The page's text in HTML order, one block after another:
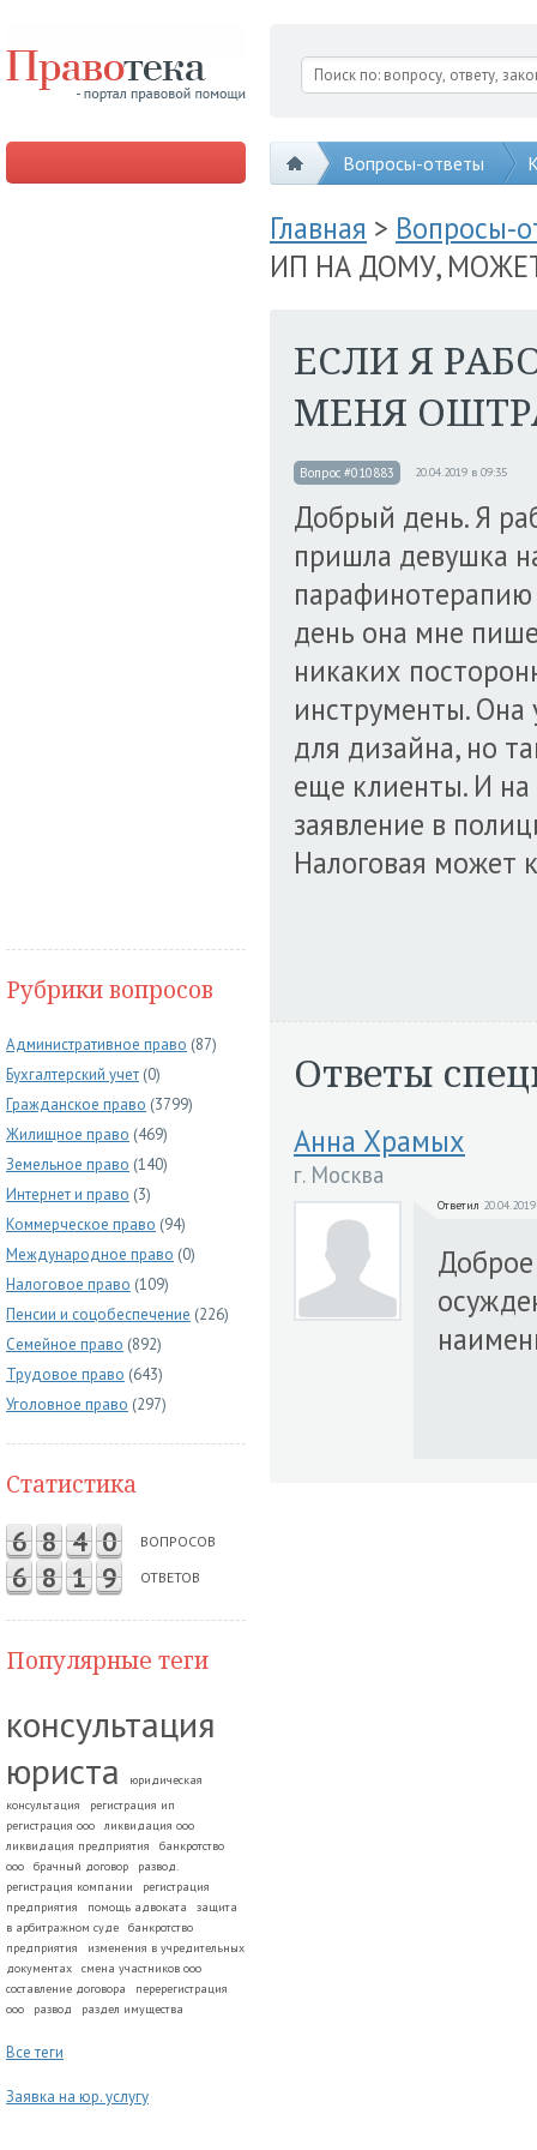
Вопросы-ответы
Рубрики вопросов
Административное право (87)
Бухгалтерский учет (0)
Гражданское право (3799)
Жилищное право (469)
Земельное право (140)
Интернет и право (3)
Коммерческое право (94)
Международное право (0)
Налоговое право (109)
Пенсии и соцобеспечение (226)
Семейное право (892)
Трудовое право (643)
Уголовное право (297)
Статистика
6 8 4 0 ВОПРОСОВ
6 8 1 9 ОТВЕТОВ
Популярные теги
консультация
юриста
юридическая
консультация
регистрация ип
регистрация ооо
ликвидация ооо
ликвидация предприятия
банкротство
ооо
брачный договор
развод.
регистрация компании
регистрация
предприятия
помощь адвоката
защита
в арбитражном суде
банкротство
предприятия
изменения в учредительных
документах
смена участников ооо
составление договора
перерегистрация
ооо
развод раздел имущества
Все теги
Заявка на юр. услугу
Главная > Вопросы-
ИП НА ДОМУ,
ЕСЛИ Я
МЕНЯ
Вопрос #010883 20.04.2019 в 09:35
Добрый день. Я
пришла девушка
день она мне
никаких
инструменты.
для дизайна, но
еще клиенты. И на
заявление в
Налоговая может
Ответы
Анна Храмых
г. Москва
Ответил